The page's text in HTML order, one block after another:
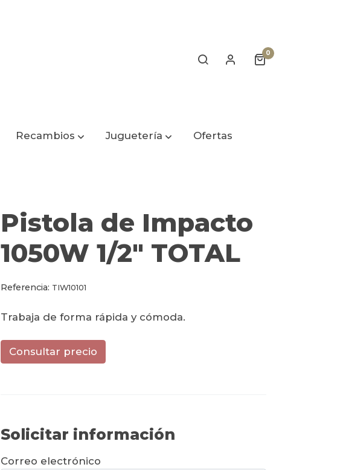
0
Recambios Juguetería Ofertas
Pistola de Impacto
1050W 1/2" TOTAL
Referencia: TIW10101
Trabaja de forma rápida y cómoda.
Consultar precio
Solicitar información
Correo electrónico